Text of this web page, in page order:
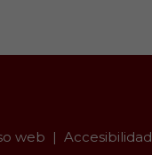
web Accesibilidad